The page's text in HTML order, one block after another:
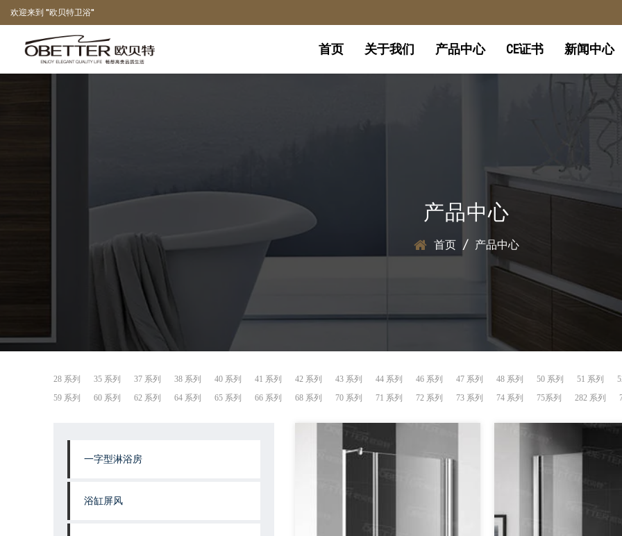
欢迎来到 "欧贝特卫浴"
首页 关于我们 产品中心 CE证书 新闻中心
产品中心
首页 / 产品中心
28 系列 35 系列 37 系列 38 系列 40 系列 41 系列 42 系列 43 系列 44 系列 46 系列 47 系列 48 系列 50 系列 51 系列
59 系列
60 系列 62 系列 64 系列 65 系列 66 系列 68 系列 70 系列 71 系列 72 系列 73 系列 74 系列 75系列 282 系列
一字型淋浴房
浴缸屏风